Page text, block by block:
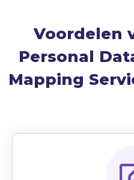
Voordelen
Personal
Mapping